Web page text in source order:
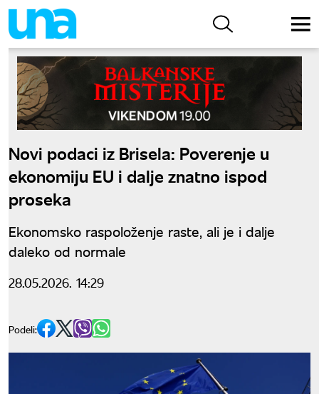
Novi podaci iz Brisela: Poverenje u
ekonomiju EU i dalje znatno ispod
proseka
Ekonomsko raspoloženje raste, ali je i dalje
daleko od normale
28.05.2026. 14:29
Podeli: